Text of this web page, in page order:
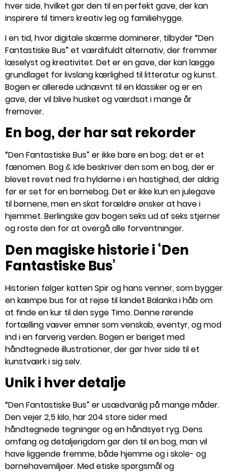
hver side, hvilket gør den til en perfekt gave, der kan
inspirere til timers kreativ leg og familiehygge.
I en tid, hvor digitale skærme dominerer, tilbyder “Den
Fantastiske Bus” et værdifuldt alternativ, der fremmer
læselyst og kreativitet. Det er en gave, der kan lægge
grundlaget for livslang kærlighed til litteratur og kunst.
Bogen er allerede udnævnt til en klassiker og er en
gave, der vil blive husket og værdsat i mange år
fremover.
En bog, der har sat rekorder
“Den Fantastiske Bus” er ikke bare en bog; det er et
fænomen. Bog & Ide beskriver den som en bog, der er
blevet revet ned fra hylderne i en hastighed, der aldrig
før er set for en børnebog​​. Det er ikke kun en julegave
til børnene, men en skat forældre ønsker at have i
hjemmet. Berlingske gav bogen seks ud af seks stjerner
og roste den for at overgå alle forventninger​​.
Den magiske historie i ‘Den
Fantastiske Bus’
Historien følger katten Spir og hans venner, som bygger
en kæmpe bus for at rejse til landet Balanka i håb om
at finde en kur til den syge Timo​​. Denne rørende
fortælling væver emner som venskab, eventyr, og mod
ind i en farverig verden. Bogen er beriget med
håndtegnede illustrationer, der gør hver side til et
kunstværk i sig selv​​.
Unik i hver detalje
“Den Fantastiske Bus” er usædvanlig på mange måder.
Den vejer 2,5 kilo, har 204 store sider med
håndtegnede tegninger og en håndsyet ryg​​​​. Dens
omfang og detaljerigdom gør den til en bog, man vil
have liggende fremme, både hjemme og i skole- og
børnehavemiljøer. Med etiske spørgsmål og